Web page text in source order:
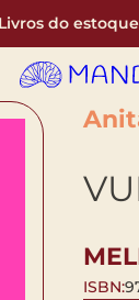
Livros do
ISBN: